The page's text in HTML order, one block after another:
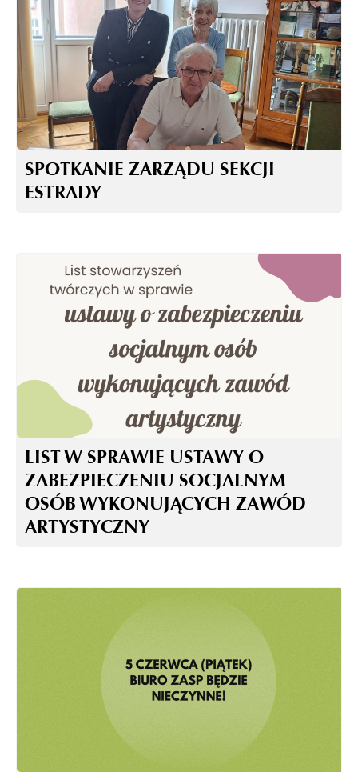
SPOTKANIE ZARZĄDU SEKCJI
ESTRADY
LIST W SPRAWIE USTAWY O
ZABEZPIECZENIU SOCJALNYM
OSÓB WYKONUJĄCYCH ZAWÓD
ARTYSTYCZNY